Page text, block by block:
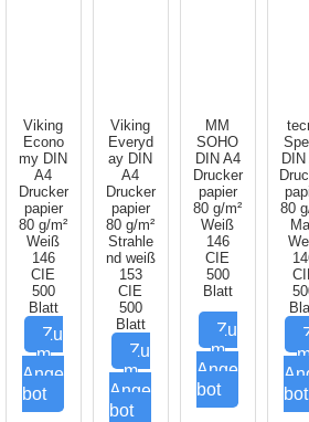
Viking
Econo
my DIN
A4
Drucker
papier
80 g/m²
Weiß
146
CIE
500
Blatt
Zu
m
Ange
bot
Viking
Everyd
ay DIN
A4
Drucker
papier
80 g/m²
Strahle
nd weiß
153
CIE
500
Blatt
Zu
m
Ange
bot
MM
SOHO
DIN A4
Drucker
papier
80 g/m²
Weiß
146
CIE
500
Blatt
Zu
m
Ange
bot
80
bot